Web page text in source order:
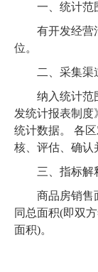
一、统计范
有开发经营
位。
二、采集渠
纳入统计范
发统计报表制度
统计数据。
各
核、评估、确认
三、指标解
商品房销售
同总面积(即双
面积)。